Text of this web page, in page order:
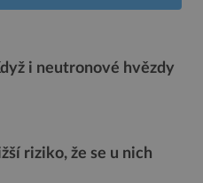
i neutronové hvězdy
riziko, že se u nich